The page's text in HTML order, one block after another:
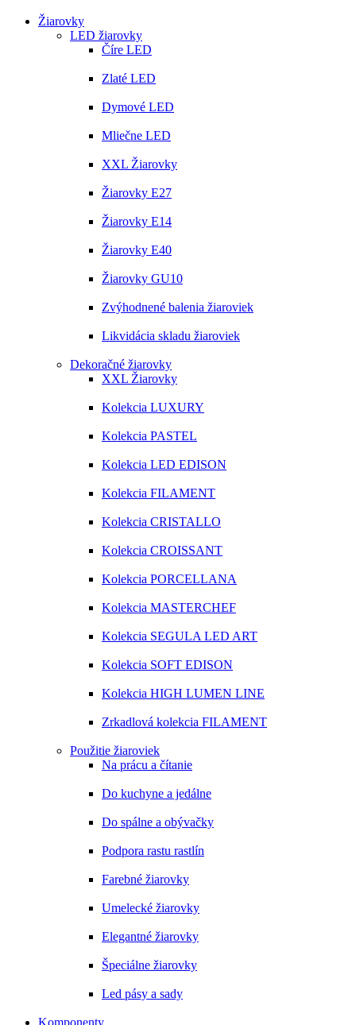
Žiarovky
LED žiarovky
Číre LED
Zlaté LED
Dymové LED
Mliečne LED
XXL Žiarovky
Žiarovky E27
Žiarovky E14
Žiarovky E40
Žiarovky GU10
Zvýhodnené balenia žiaroviek
Likvidácia skladu žiaroviek
Dekoračné žiarovky
XXL Žiarovky
Kolekcia LUXURY
Kolekcia PASTEL
Kolekcia LED EDISON
Kolekcia FILAMENT
Kolekcia CRISTALLO
Kolekcia CROISSANT
Kolekcia PORCELLANA
Kolekcia MASTERCHEF
Kolekcia SEGULA LED ART
Kolekcia SOFT EDISON
Kolekcia HIGH LUMEN LINE
Zrkadlová kolekcia FILAMENT
Použitie žiaroviek
Na prácu a čítanie
Do kuchyne a jedálne
Do spálne a obývačky
Podpora rastu rastlín
Farebné žiarovky
Umelecké žiarovky
Elegantné žiarovky
Špeciálne žiarovky
Led pásy a sady
Komponenty